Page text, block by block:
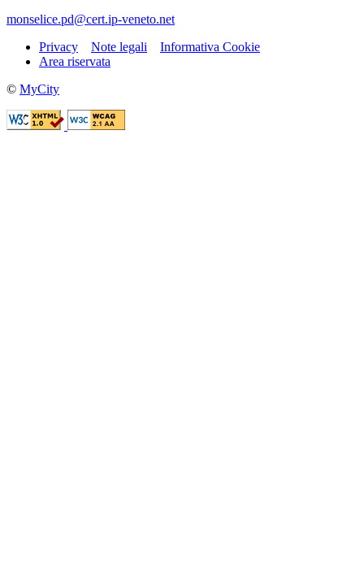
monselice.pd@cert.ip-veneto.net
Privacy
Note legali
Informativa Cookie
Area riservata
© MyCity